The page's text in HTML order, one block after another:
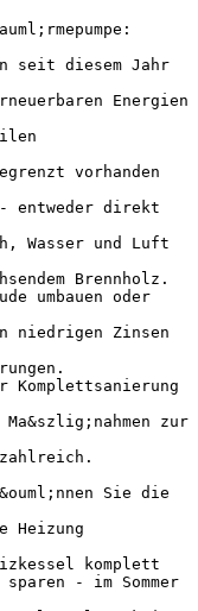
seit diesem Jahr
Energien
vorhanden
entweder direkt
Wasser und Luft
Brennholz.
umbauen oder
niedrigen Zinsen
Komplettsanierung
zur
Sie die
Heizung
komplett
- im Sommer